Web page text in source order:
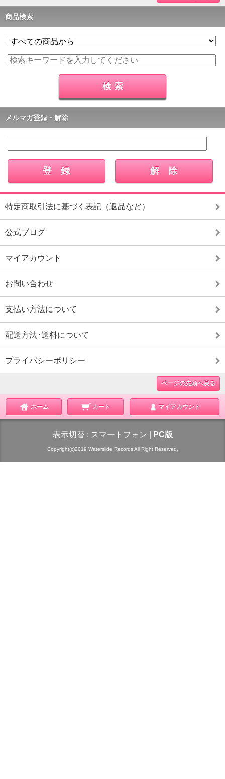
商品検索
メルマガ登録・解除
特定商取引法に基づく表記（返品など）
公式ブログ
マイアカウント
お問い合わせ
支払い方法について
配送方法･送料について
プライバシーポリシー
ページの先頭へ戻る
ホーム カート マイアカウント
表示切替 : スマートフォン PC版
Copyright(c)2019 Waterslide Records All Right Reserved.